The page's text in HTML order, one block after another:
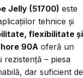
Jelly (51700) este
tehnice și
flexibilitate și
90A oferă un
– piesa
dar suficient de